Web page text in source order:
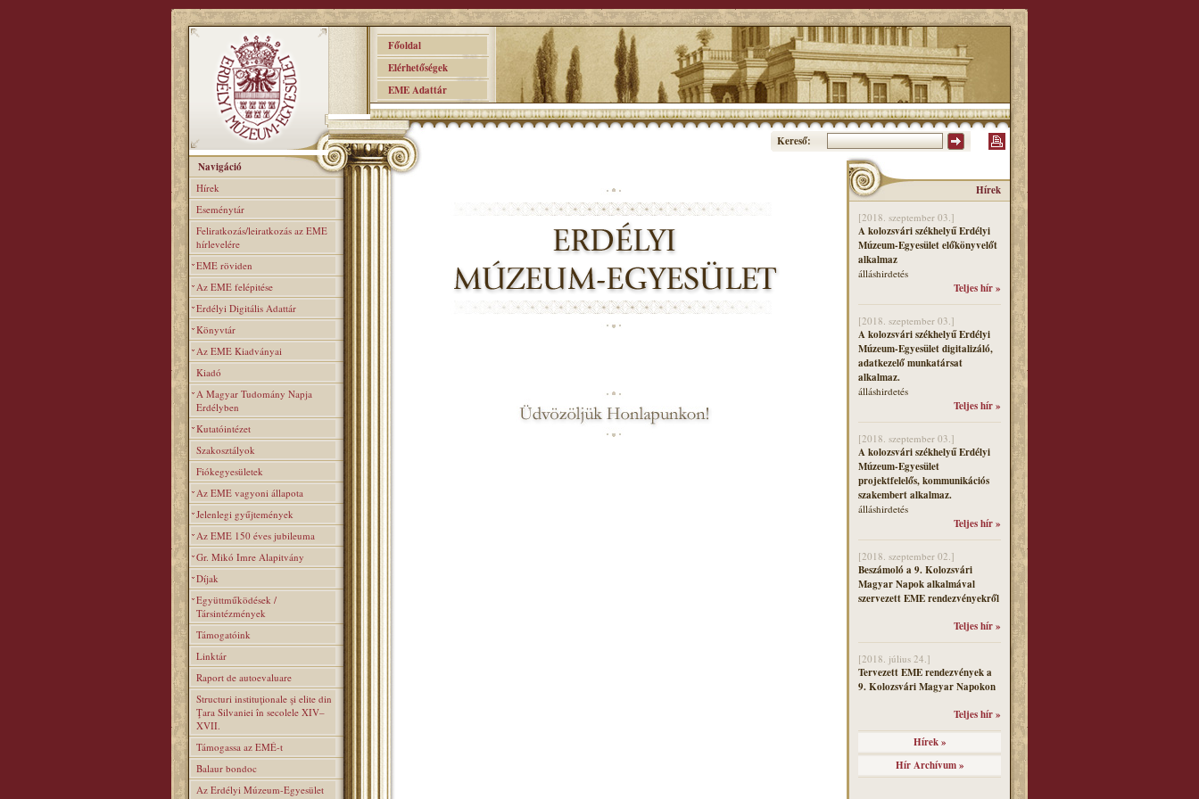
Főoldal
Elérhetőségek
EME Adattár
Kereső:
Navigáció
Hírek
Eseménytár
Feliratkozás/leiratkozás az EME
hírlevelére
EME röviden
Az EME felépitése
Erdélyi Digitális Adattár
Könyvtár
Az EME Kiadványai
Kiadó
A Magyar Tudomány Napja
Erdélyben
Kutatóintézet
Szakosztályok
Fiókegyesületek
Az EME vagyoni állapota
Jelenlegi gyűjtemények
Az EME 150 éves jubileuma
Gr. Mikó Imre Alapitvány
Díjak
Együttműködések /
Társintézmények
Támogatóink
Linktár
Raport de autoevaluare
Structuri instituţionale şi elite din
Ţara Silvaniei în secolele XIV–
XVII.
Támogassa az EMÉ-t
Balaur bondoc
Az Erdélyi Múzeum-Egyesület
Hírek
[2018. szeptember 03.]
A kolozsvári székhelyű Erdélyi
Múzeum-Egyesület előkönyvelőt
alkalmaz
álláshirdetés
Teljes hír »
[2018. szeptember 03.]
A kolozsvári székhelyű Erdélyi
Múzeum-Egyesület digitalizáló,
adatkezelő munkatársat
alkalmaz.
álláshirdetés
Teljes hír »
[2018. szeptember 03.]
A kolozsvári székhelyű Erdélyi
Múzeum-Egyesület
projektfelelős, kommunikációs
szakembert alkalmaz.
álláshirdetés
Teljes hír »
[2018. szeptember 02.]
Beszámoló a 9. Kolozsvári
Magyar Napok alkalmával
szervezett EME rendezvényekről
Teljes hír »
[2018. július 24.]
Tervezett EME rendezvények a
9. Kolozsvári Magyar Napokon
Teljes hír »
Hírek »
Hír Archívum »